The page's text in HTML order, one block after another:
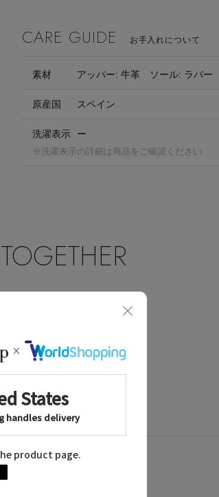
CARE GUIDE お手入れについて
素材 アッパー: 牛革 ソール: ラバー
原産国 スペイン
洗濯表示 ー
※洗濯表示の詳細は商品をご確認ください
のアイテム